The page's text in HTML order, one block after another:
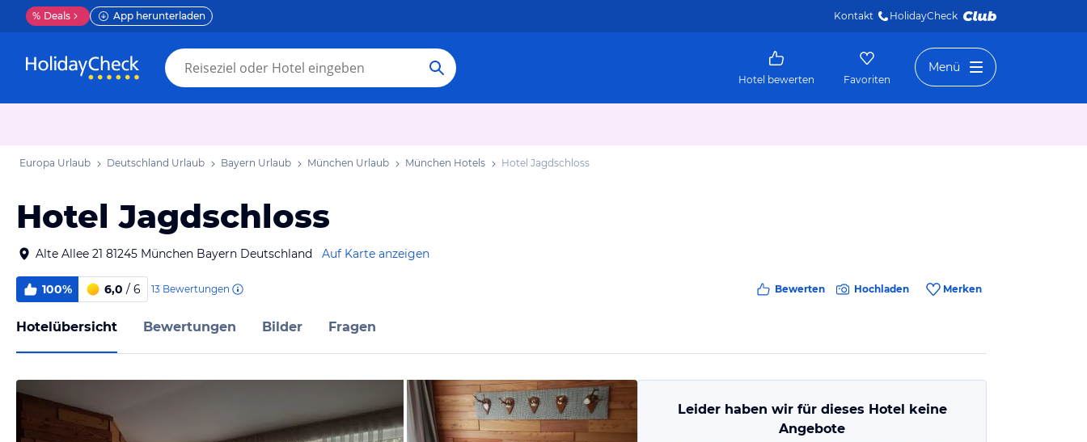
% Deals App herunterladen Kontakt HolidayCheck
Hotel bewerten Favoriten
Menü
Europa Urlaub Deutschland Urlaub Bayern Urlaub München Urlaub München Hotels Hotel Jagdschloss
Hotel Jagdschloss
Alte Allee 21 81245 München Bayern Deutschland Auf Karte anzeigen
100% 6,0 / 6 13 Bewertungen Bewerten Hochladen Merken
Hotelübersicht Bewertungen Bilder Fragen
Leider haben wir für dieses Hotel keine
Angebote